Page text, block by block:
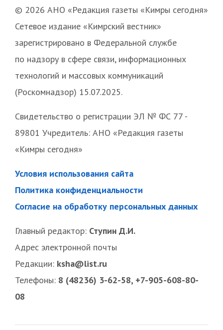
© 2026 АНО «Редакция газеты «Кимры сегодня»
Сетевое издание «Кимрский вестник»
зарегистрировано в Федеральной службе
по надзору в сфере связи, информационных
технологий и массовых коммуникаций
(Роскомнадзор) 15.07.2025.
Свидетельство о регистрации ЭЛ № ФС 77 -
89801 Учредитель: АНО «Редакция газеты
«Кимры сегодня»
Условия использования сайта
Политика конфиденциальности
Согласие на обработку персональных данных
Главный редактор: Ступин Д.И.
Адрес электронной почты
Редакции: ksha@list.ru
Телефоны: 8 (48236) 3-62-58, +7-905-608-80-
08